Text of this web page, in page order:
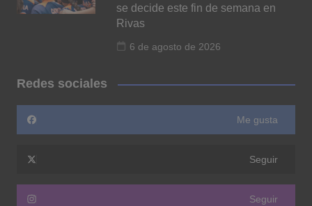
se decide este fin de semana en
Rivas
6 de agosto de 2026
Redes sociales
Me gusta
Seguir
Seguir